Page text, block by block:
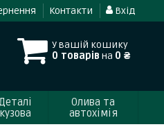
Контакти Вхід
У вашій кошику
0 товарів на 0 ₴
кузова
Олива та
автохімія